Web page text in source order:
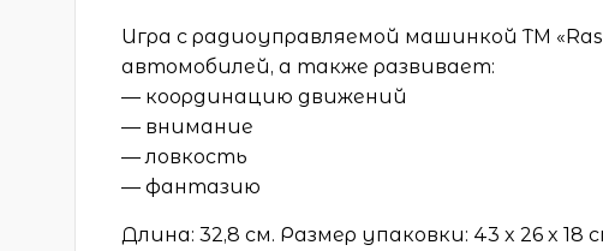
Игра с радиоуправляемой машинкой ТМ
автомобилей, а также развивает:
— координацию движений
— внимание
— ловкость
— фантазию
Длина: 32,8 см. Размер упаковки: 43 x 26 x 18